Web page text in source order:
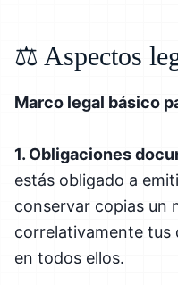
⚖️ Aspectos
Marco legal básico
1. Obligaciones
estás obligado a
conservar copias un
correlativamente tus
en todos ellos.